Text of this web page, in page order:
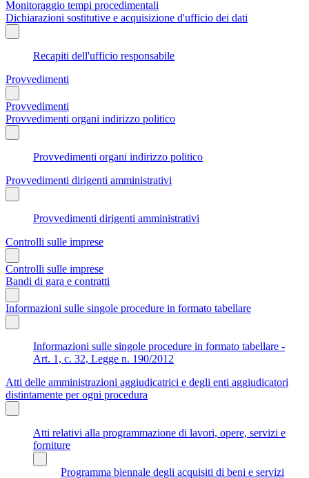
Monitoraggio tempi procedimentali
Dichiarazioni sostitutive e acquisizione d'ufficio dei dati
Recapiti dell'ufficio responsabile
Provvedimenti
Provvedimenti
Provvedimenti organi indirizzo politico
Provvedimenti organi indirizzo politico
Provvedimenti dirigenti amministrativi
Provvedimenti dirigenti amministrativi
Controlli sulle imprese
Controlli sulle imprese
Bandi di gara e contratti
Informazioni sulle singole procedure in formato tabellare
Informazioni sulle singole procedure in formato tabellare -
Art. 1, c. 32, Legge n. 190/2012
Atti delle amministrazioni aggiudicatrici e degli enti aggiudicatori
distintamente per ogni procedura
Atti relativi alla programmazione di lavori, opere, servizi e
forniture
Programma biennale degli acquisiti di beni e servizi